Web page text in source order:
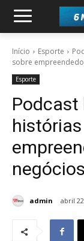
Início Esporte
sobre
Esporte
Podcast
admin abril